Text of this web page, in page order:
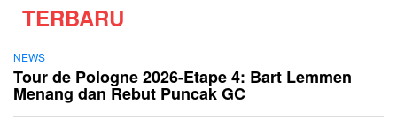
TERBARU
NEWS
Tour de Pologne 2026-Etape 4: Bart Lemmen
Menang dan Rebut Puncak GC